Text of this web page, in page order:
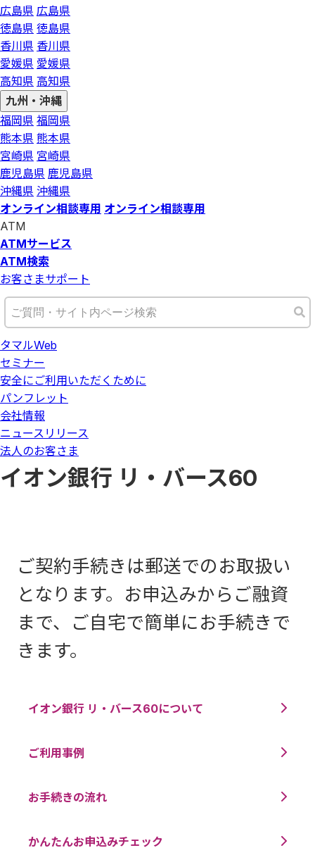
広島県 広島県
徳島県 徳島県
香川県 香川県
愛媛県 愛媛県
高知県 高知県
九州・沖縄
福岡県 福岡県
熊本県 熊本県
宮崎県 宮崎県
鹿児島県 鹿児島県
沖縄県 沖縄県
オンライン相談専用 オンライン相談専用
ATM
ATMサービス
ATM検索
お客さまサポート
タマルWeb
セミナー
安全にご利用いただくために
パンフレット
会社情報
ニュースリリース
法人のお客さま
イオン銀行 リ・バース60
ご契約手続きは郵送でのお取扱い
となります。お申込みからご融資
まで、ご自宅で簡単にお手続きで
きます。
イオン銀行 リ・バース60について
ご利用事例
お手続きの流れ
かんたんお申込みチェック